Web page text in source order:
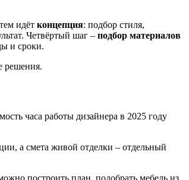
идёт концепция: подбор стиля,
Четвёртый шаг – подбор материалов
и сроки.
решения.
часа работы дизайнера в 2025 году
а смета живой отделки – отдельный